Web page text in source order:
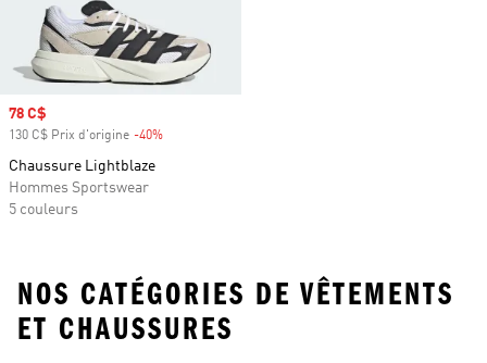
Prix soldé
78 C$
130 C$ Prix d'origine -40%
Chaussure Lightblaze
Hommes Sportswear
5 couleurs
NOS CATÉGORIES DE VÊTEMENTS
ET CHAUSSURES